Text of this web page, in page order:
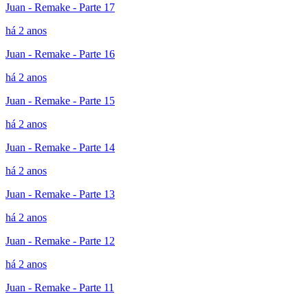
Juan - Remake - Parte 17
há 2 anos
Juan - Remake - Parte 16
há 2 anos
Juan - Remake - Parte 15
há 2 anos
Juan - Remake - Parte 14
há 2 anos
Juan - Remake - Parte 13
há 2 anos
Juan - Remake - Parte 12
há 2 anos
Juan - Remake - Parte 11